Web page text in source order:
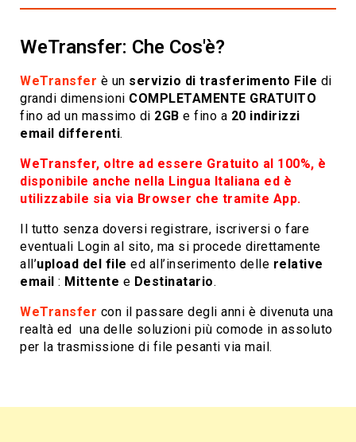
WeTransfer: Che Cos'è?
WeTransfer è un servizio di trasferimento File di
grandi dimensioni COMPLETAMENTE GRATUITO
fino ad un massimo di 2GB e fino a 20 indirizzi
email differenti.
WeTransfer, oltre ad essere Gratuito al 100%, è
disponibile anche nella Lingua Italiana ed è
utilizzabile sia via Browser che tramite App.
Il tutto senza doversi registrare, iscriversi o fare
eventuali Login al sito, ma si procede direttamente
all’upload del file ed all’inserimento delle relative
email : Mittente e Destinatario.
WeTransfer con il passare degli anni è divenuta una
realtà ed una delle soluzioni più comode in assoluto
per la trasmissione di file pesanti via mail.